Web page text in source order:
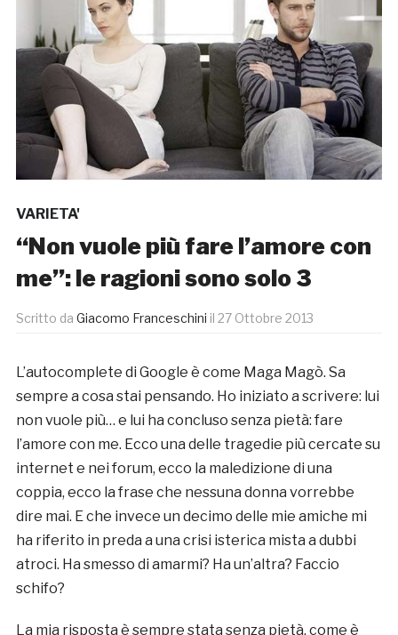
VARIETA'
“Non vuole più fare l’amore con
me”: le ragioni sono solo 3
Scritto da Giacomo Franceschini il 27 Ottobre 2013
L’autocomplete di Google è come Maga Magò. Sa
sempre a cosa stai pensando. Ho iniziato a scrivere: lui
non vuole più… e lui ha concluso senza pietà: fare
l’amore con me. Ecco una delle tragedie più cercate su
internet e nei forum, ecco la maledizione di una
coppia, ecco la frase che nessuna donna vorrebbe
dire mai. E che invece un decimo delle mie amiche mi
ha riferito in preda a una crisi isterica mista a dubbi
atroci. Ha smesso di amarmi? Ha un’altra? Faccio
schifo?
La mia risposta è sempre stata senza pietà, come è